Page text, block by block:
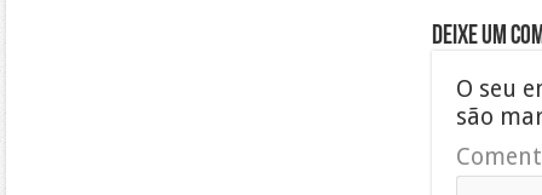
Deixe um
O seu
são